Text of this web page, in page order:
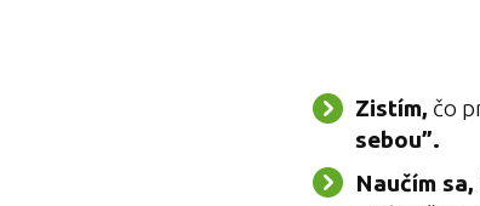
Zistím, čo
sebou”.
Naučím sa,